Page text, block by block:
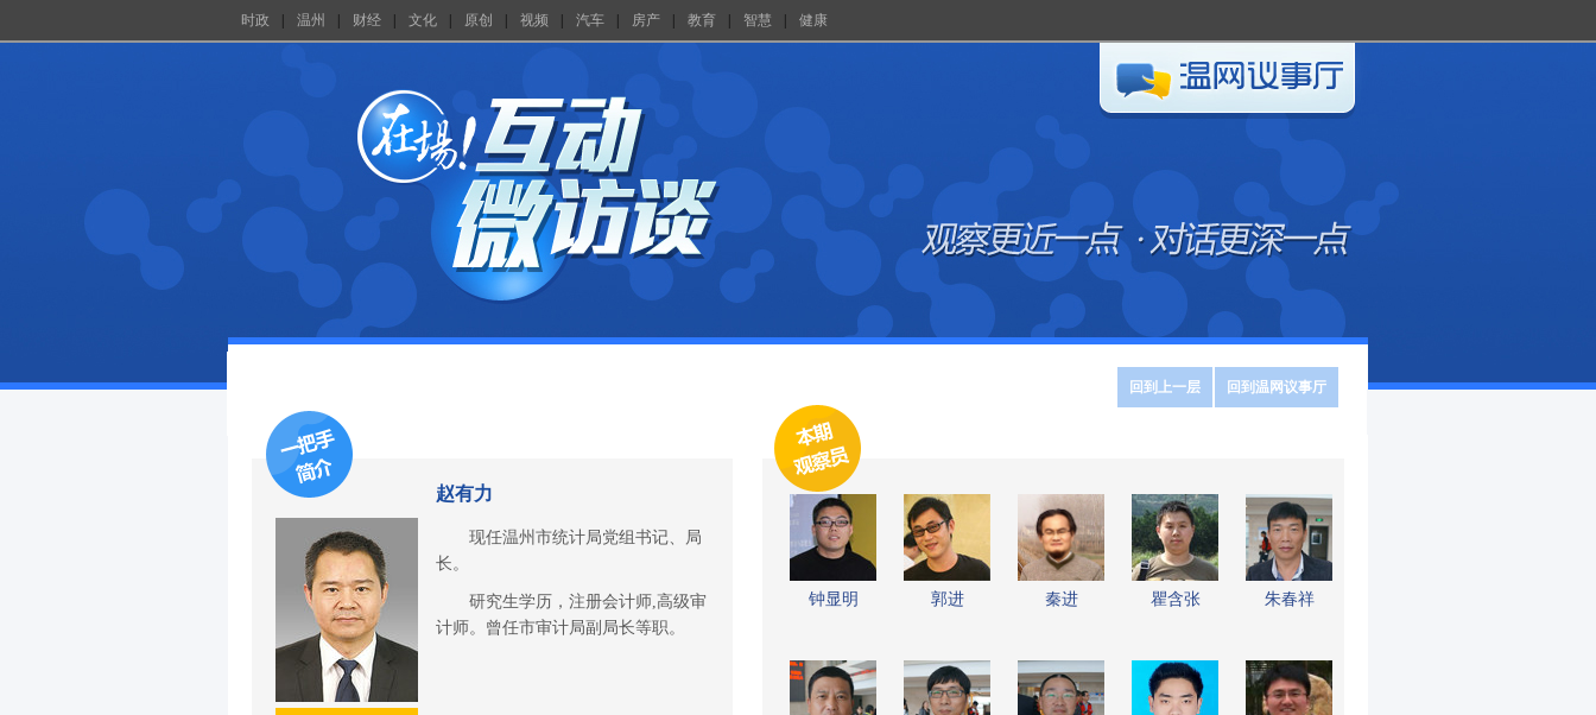
时政 温州 财经 文化 原创 视频 汽车 房产 教育 智慧 健康
回到上一层 回到温网议事厅
赵有力
现任温州市统计局党组书记、局
长。
研究生学历，注册会计师,高级审
计师。曾任市审计局副局长等职。
钟显明 郭进 秦进 瞿含张 朱春祥